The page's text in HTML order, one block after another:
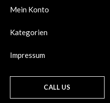
Mein Konto
Kategorien
Impressum
CALL US